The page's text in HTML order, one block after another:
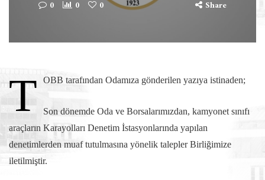
0 0 0 Share
T OBB tarafından Odamıza gönderilen yazıya istinaden;
Son dönemde Oda ve Borsalarımızdan, kamyonet sınıfı
araçların Karayolları Denetim İstasyonlarında yapılan
denetimlerden muaf tutulmasına yönelik talepler Birliğimize
iletilmiştir.